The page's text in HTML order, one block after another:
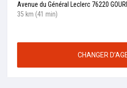
Avenue du Général Leclerc 76220
35 km (41 min)
CHANGER